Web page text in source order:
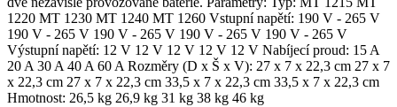
1220 MT 1230 MT 1240 MT 1260 Vstupní napětí: 190 V - 265 V
190 V - 265 V 190 V - 265 V 190 V - 265 V 190 V - 265 V
Výstupní napětí: 12 V 12 V 12 V 12 V 12 V Nabíjecí proud: 15 A
20 A 30 A 40 A 60 A Rozměry (D x Š x V): 27 x 7 x 22,3 cm 27 x 7
x 22,3 cm 27 x 7 x 22,3 cm 33,5 x 7 x 22,3 cm 33,5 x 7 x 22,3 cm
Hmotnost: 26,5 kg 26,9 kg 31 kg 38 kg 46 kg